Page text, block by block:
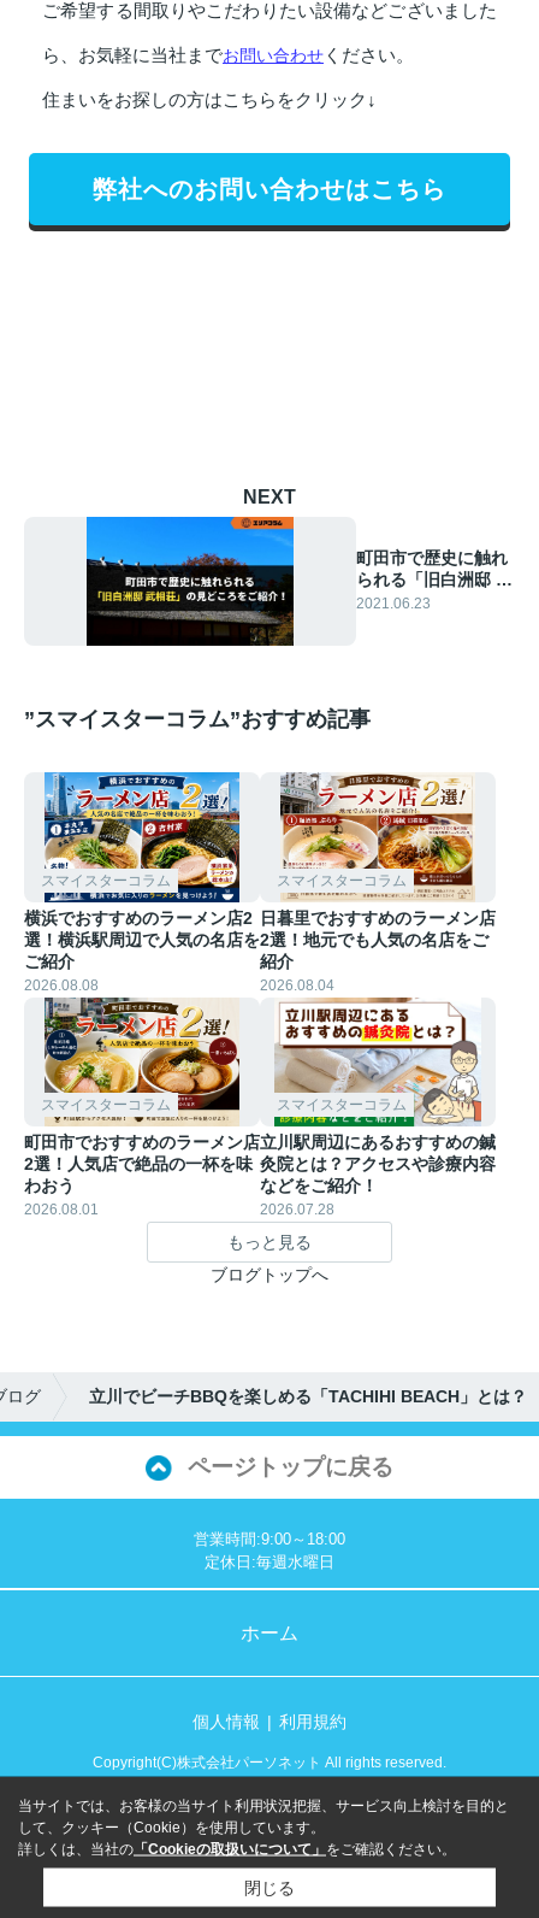
ご希望する間取りやこだわりたい設備などございました
ら、お気軽に当社までお問い合わせ ください。
住まいをお探しの方はこちらをクリック↓
弊社へのお問い合わせはこちら
NEXT
町田市で歴史に触れ
られる「旧白洲邸 武
相荘」の見どころを
2021.06.23
”スマイスターコラム”おすすめ記事
スマイスターコラム
横浜でおすすめのラーメン店2
選！横浜駅周辺で人気の名店を
ご紹介
2026.08.08
スマイスターコラム
日暮里でおすすめのラーメン店
2選！地元でも人気の名店をご
紹介
2026.08.04
スマイスターコラム
町田市でおすすめのラーメン店
2選！人気店で絶品の一杯を味
わおう
2026.08.01
スマイスターコラム
立川駅周辺にあるおすすめの鍼
灸院とは？アクセスや診療内容
などをご紹介！
2026.07.28
もっと見る
ブログトップへ
ログ 立川でビーチBBQを楽しめる「TACHIHI BEACH」とは？
ページトップに戻る
営業時間:9:00～18:00
定休日:毎週水曜日
ホーム
個人情報 利用規約
Copyright(C)株式会社パーソネット All rights reserved.
当サイトでは、お客様の当サイト利用状況把握、サービス向上検討を目的と
して、クッキー（Cookie）を使用しています。
詳しくは、当社の 「Cookieの取扱いについて」 をご確認ください。
閉じる